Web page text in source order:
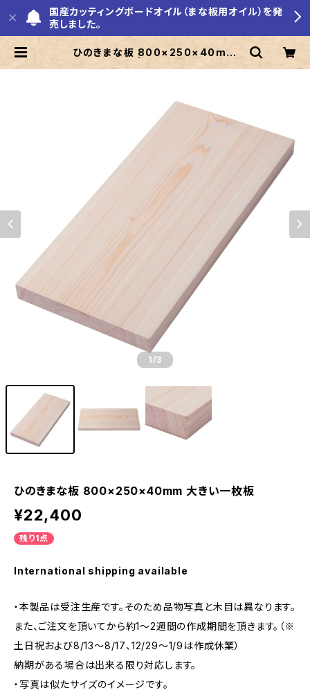
国産カッティングボードオイル（まな板用オイル）を発
売しました。
ひのきまな板 800×250×40mm
1 /3
ひのきまな板 800×250×40mm 大きい一枚板
¥22,400
残り1点
International shipping available
・本製品は受注生産です。そのため品物写真と木目は異なります。
また、ご注文を頂いてから約1～2週間の作成期間を頂きます。（※
土日祝および8/13～8/17、12/29～1/9は作成休業）
納期がある場合は出来る限り対応します。
・写真は似たサイズのイメージです。